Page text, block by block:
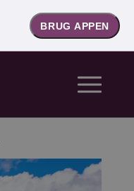
BRUG APPEN